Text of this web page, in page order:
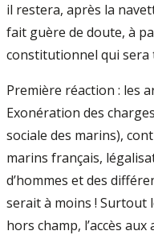
il restera, après la
fait guère de doute, à
constitutionnel qui sera
Première réaction : les
Exonération des
sociale des marins),
marins français,
d’hommes et des
serait à moins ! Surtout
hors champ, l’accès